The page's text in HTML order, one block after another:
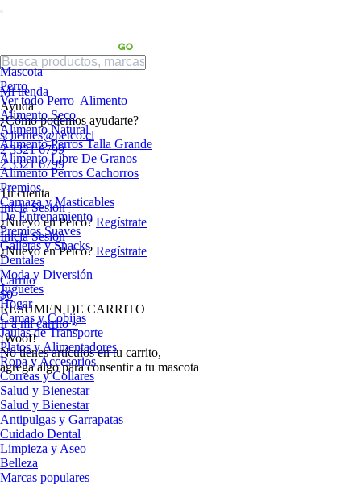
Mi tienda
Ayuda
¿Cómo podemos ayudarte?
sclientes@petco.cl
2 3321 6799
2 3321 6799
Tu cuenta
Inicia Sesión
¿Nuevo en Petco? Regístrate
Inicia Sesión
¿Nuevo en Petco? Regístrate
Carrito
$0
RESUMEN DE CARRITO
Ir a mi carrito »
¡Woof!
No tíenes artículos en tu carrito,
agrega algo para consentir a tu mascota
Mascota
Perro
Ver todo Perro Alimento
Alimento Seco
Alimento Natural
Alimento Perros Talla Grande
Alimento Libre De Granos
Alimento Perros Cachorros
Premios
Carnaza y Masticables
De Entrenamiento
Premios Suaves
Galletas y Snacks
Dentales
Moda y Diversión
Juguetes
Hogar
Camas y Cobijas
Jaulas de Transporte
Platos y Alimentadores
Ropa y Accesorios
Correas y Collares
Salud y Bienestar
Salud y Bienestar
Antipulgas y Garrapatas
Cuidado Dental
Limpieza y Aseo
Belleza
Marcas populares